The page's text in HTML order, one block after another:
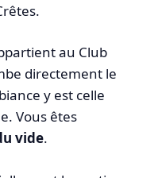
au Club
directement le
y est celle
Vous êtes
vide.